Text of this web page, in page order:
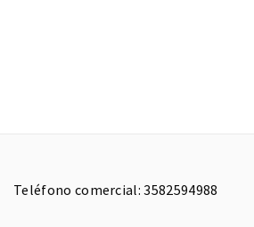
Teléfono comercial: 3582594988